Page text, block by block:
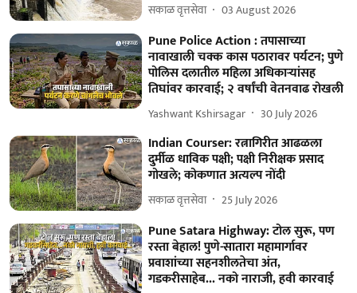
सकाळ वृत्तसेवा 03 August 2026
Pune Police Action : तपासाच्या
नावाखाली चक्क कास पठारावर पर्यटन; पुणे
पोलिस दलातील महिला अधिकाऱ्यांसह
तिघांवर कारवाई; २ वर्षांची वेतनवाढ रोखली
Yashwant Kshirsagar 30 July 2026
Indian Courser: रत्नागिरीत आढळला
दुर्मीळ धाविक पक्षी; पक्षी निरीक्षक प्रसाद
गोखले; कोकणात अत्यल्प नोंदी
सकाळ वृत्तसेवा 25 July 2026
Pune Satara Highway: टोल सुरू, पण
रस्ता बेहाल! पुणे-सातारा महामार्गावर
प्रवाशांच्या सहनशीलतेचा अंत,
गडकरीसाहेब... नको नाराजी, हवी कारवाई